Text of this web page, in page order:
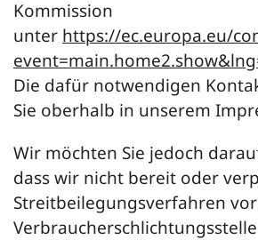
Kommission
unter https://ec.europa.eu/
Die dafür notwendigen
Sie oberhalb in unserem
Wir möchten Sie jedoch
dass wir nicht bereit oder
Streitbeilegungsverfahren